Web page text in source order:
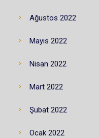
Ağustos 2022
Mayıs 2022
Nisan 2022
Mart 2022
Şubat 2022
Ocak 2022